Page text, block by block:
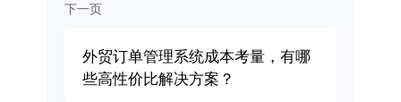
下一页
外贸订单管理系统成本考量，有哪
些高性价比解决方案？